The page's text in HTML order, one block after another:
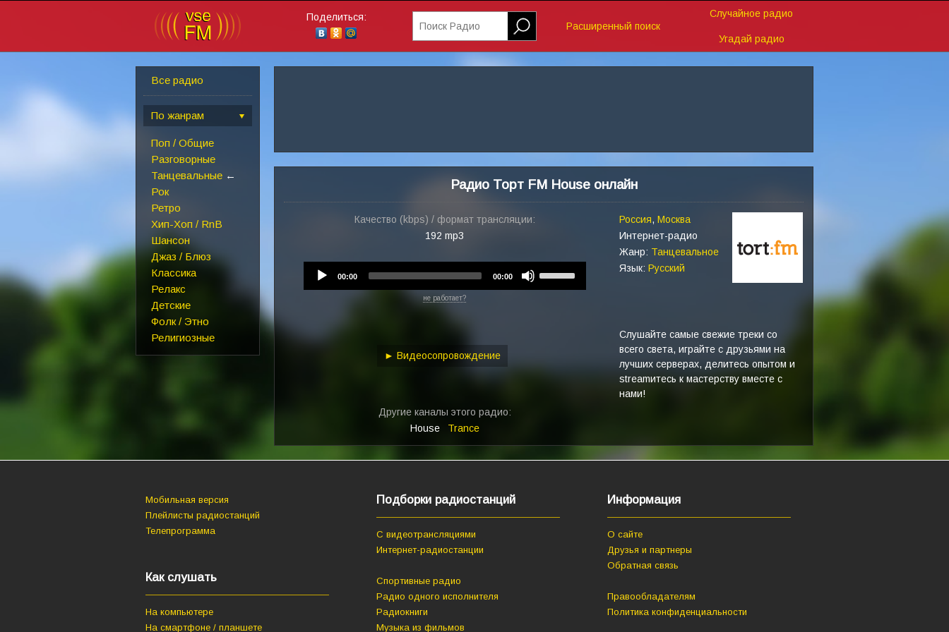
Поделиться:
Поиск Радио
Расширенный поиск
Случайное радио
Угадай радио
Все радио
По жанрам
Поп / Общие
Разговорные
Танцевальные ←
Рок
Ретро
Хип-Хоп / RnB
Шансон
Джаз / Блюз
Классика
Релакс
Детские
Фолк / Этно
Религиозные
Радио Торт FM House онлайн
Качество (kbps) / формат трансляции:
192 mp3
00:00 00:00
не работает?
► Видеосопровождение
Другие каналы этого радио:
House Trance
Россия, Москва
Интернет-радио
Жанр: Танцевальное
Язык: Русский
Слушайте самые свежие треки со
всего света, играйте с друзьями на
лучших серверах, делитесь опытом и
streamитесь к мастерству вместе с
нами!
Мобильная версия
Плейлисты радиостанций
Телепрограмма
Как слушать
На компьютере
На смартфоне / планшете
Подборки радиостанций
С видеотрансляциями
Интернет-радиостанции
Спортивные радио
Радио одного исполнителя
Радиокниги
Музыка из фильмов
Информация
О сайте
Друзья и партнеры
Обратная связь
Правообладателям
Политика конфиденциальности